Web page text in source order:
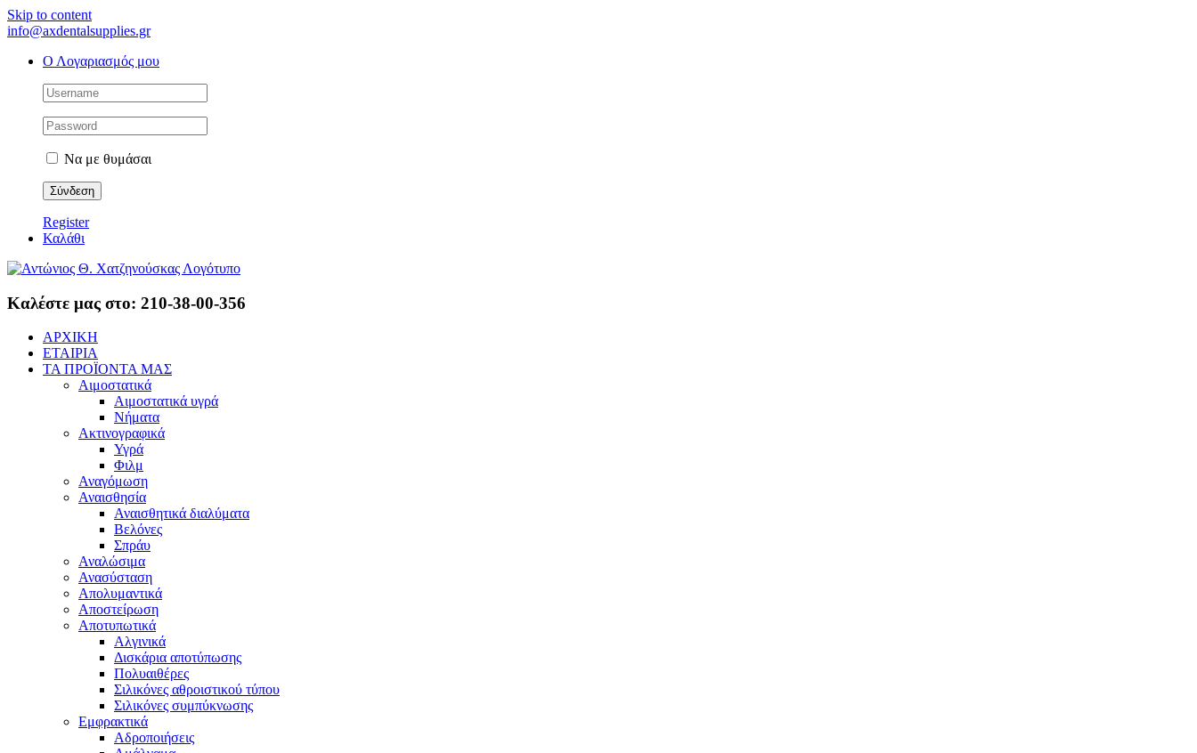
Skip to content
info@axdentalsupplies.gr
Ο Λογαριασμός μου
Να με θυμάσαι
Register
Καλάθι
Καλέστε μας στο: 210-38-00-356
ΑΡΧΙΚΗ
ΕΤΑΙΡΙΑ
ΤΑ ΠΡΟΪΟΝΤΑ ΜΑΣ
Αιμοστατικά
Αιμοστατικά υγρά
Νήματα
Ακτινογραφικά
Υγρά
Φιλμ
Αναγόμωση
Αναισθησία
Αναισθητικά διαλύματα
Βελόνες
Σπράυ
Αναλώσιμα
Ανασύσταση
Απολυμαντικά
Αποστείρωση
Αποτυπωτικά
Αλγινικά
Δισκάρια αποτύπωσης
Πολυαιθέρες
Σιλικόνες αθροιστικού τύπου
Σιλικόνες συμπύκνωσης
Εμφρακτικά
Αδροποιήσεις